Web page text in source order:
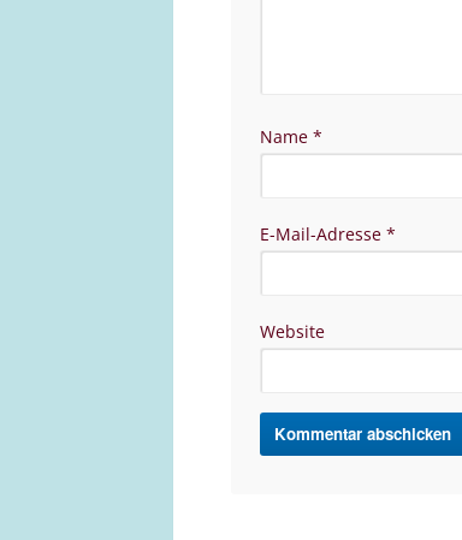
Name *
E-Mail-Adresse *
Website